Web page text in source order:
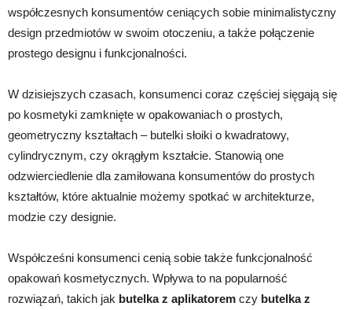
współczesnych konsumentów ceniących sobie minimalistyczny
design przedmiotów w swoim otoczeniu, a także połączenie
prostego designu i funkcjonalności.
W dzisiejszych czasach, konsumenci coraz częściej sięgają się
po kosmetyki zamknięte w opakowaniach o prostych,
geometryczny kształtach – butelki słoiki o kwadratowy,
cylindrycznym, czy okrągłym kształcie. Stanowią one
odzwierciedlenie dla zamiłowana konsumentów do prostych
kształtów, które aktualnie możemy spotkać w architekturze,
modzie czy designie.
Współcześni konsumenci cenią sobie także funkcjonalność
opakowań kosmetycznych. Wpływa to na popularność
rozwiązań, takich jak butelka z aplikatorem czy butelka z